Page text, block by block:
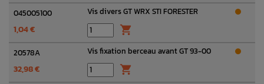
045005100 Vis divers GT WRX STI FORESTER
1,04 € 
20578A Vis fixation berceau avant GT 93-00
32,98 € 